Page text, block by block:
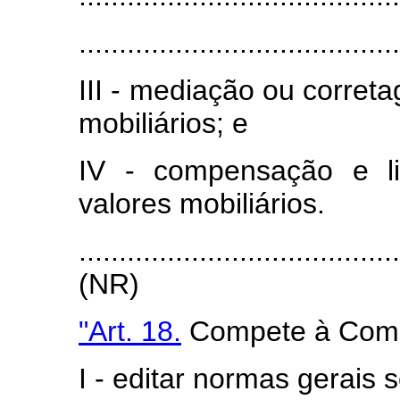
III - mediação ou
mobiliários; e
IV - compensação e
valores mobiliários.
(NR)
"Art. 18. Compete à
I - editar normas gerais